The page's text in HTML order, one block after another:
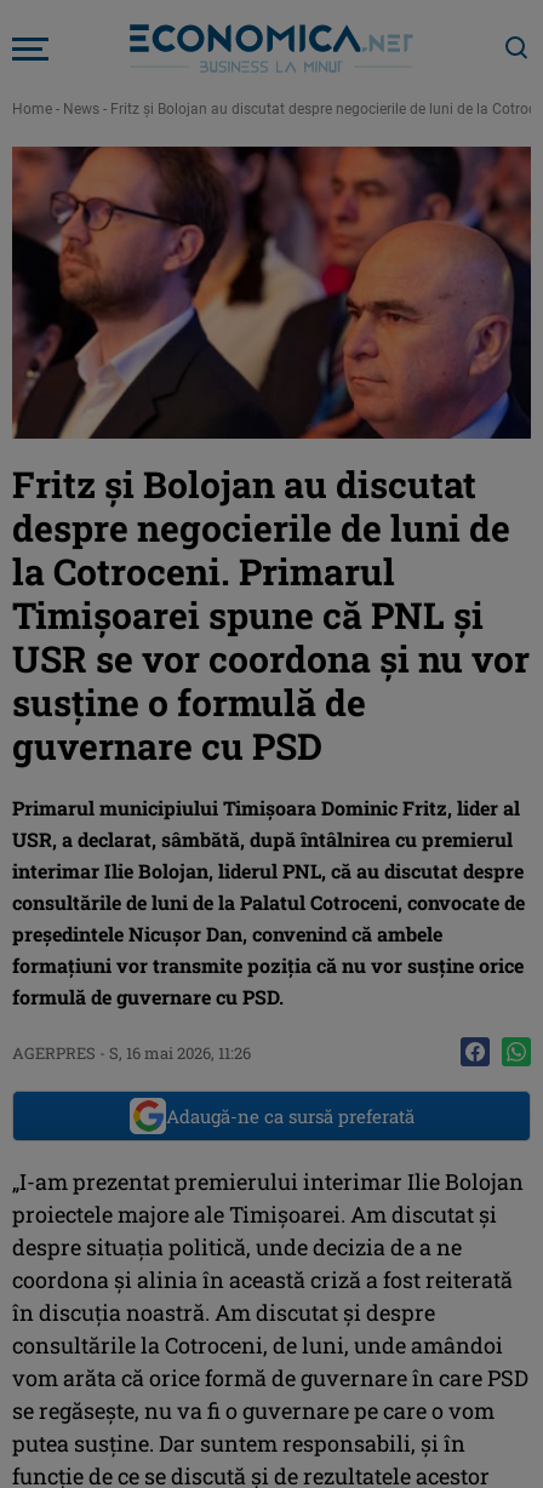
Home - News - Fritz și Bolojan au discutat despre negocierile de luni de la
Fritz și Bolojan au discutat
despre negocierile de luni de
la Cotroceni. Primarul
Timișoarei spune că PNL și
USR se vor coordona și nu vor
susține o formulă de
guvernare cu PSD
Primarul municipiului Timişoara Dominic Fritz, lider al
USR, a declarat, sâmbătă, după întâlnirea cu premierul
interimar Ilie Bolojan, liderul PNL, că au discutat despre
consultările de luni de la Palatul Cotroceni, convocate de
preşedintele Nicuşor Dan, convenind că ambele
formaţiuni vor transmite poziţia că nu vor susţine orice
formulă de guvernare cu PSD.
AGERPRES - S, 16 mai 2026, 11:26
Adaugă-ne ca sursă preferată
„I-am prezentat premierului interimar Ilie Bolojan
proiectele majore ale Timişoarei. Am discutat şi
despre situaţia politică, unde decizia de a ne
coordona şi alinia în această criză a fost reiterată
în discuţia noastră. Am discutat şi despre
consultările la Cotroceni, de luni, unde amândoi
vom arăta că orice formă de guvernare în care PSD
se regăseşte, nu va fi o guvernare pe care o vom
putea susţine. Dar suntem responsabili, şi în
funcţie de ce se discută şi de rezultatele acestor